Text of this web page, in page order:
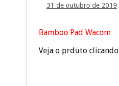
31 de outubro de 2019
Bamboo Pad Wacom
Veja o prduto clicando